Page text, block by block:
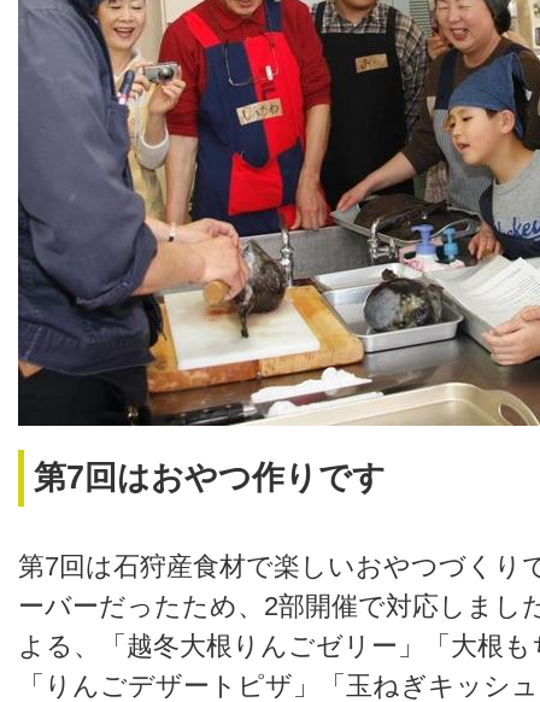
第7回はおやつ作りです
第7回は石狩産食材で楽しいおやつづくり
ーバーだったため、2部開催で対応しまし
よる、「越冬大根りんごゼリー」「大根
「りんごデザートピザ」「玉ねぎキッシ